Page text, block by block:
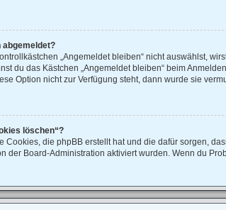
abgemeldet?
„Angemeldet bleiben“ nicht auswählst,
du das Kästchen „Angemeldet bleiben“ beim
Option nicht zur Verfügung steht, dann wurde sie
löschen“?
Cookies, die phpBB erstellt hat und die dafür sorgen,
der Board-Administration aktiviert wurden. Wenn du